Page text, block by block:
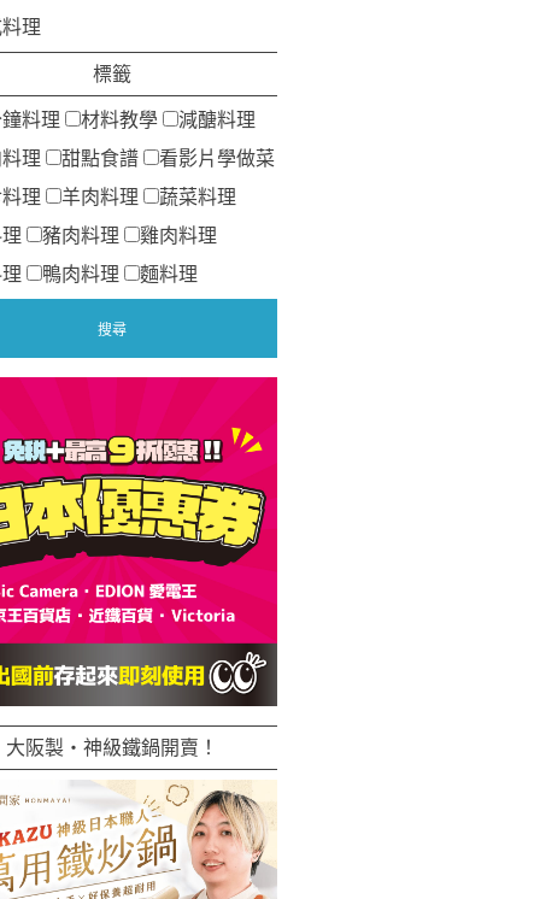
理
標籤
料理 材料教學
減醣料理
理
甜點食譜
看影片學做菜
理
羊肉料理
蔬菜料理
豬肉料理
雞肉料理
鴨肉料理 麵料理
大阪製・神級鐵鍋開賣！